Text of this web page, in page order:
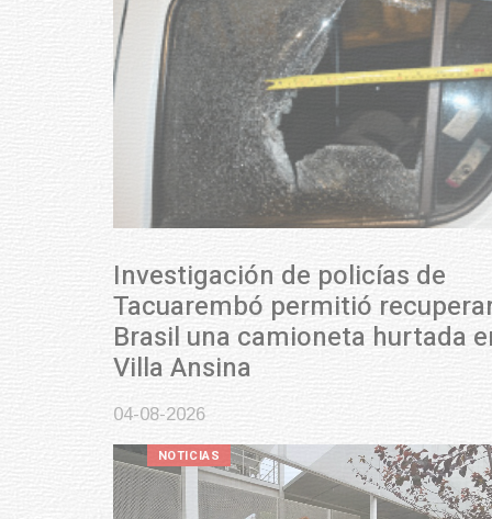
Investigación de policías de
Tacuarembó permitió recuperar en
Brasil una camioneta hurtada en
Villa Ansina
04-08-2026
NOTICIAS